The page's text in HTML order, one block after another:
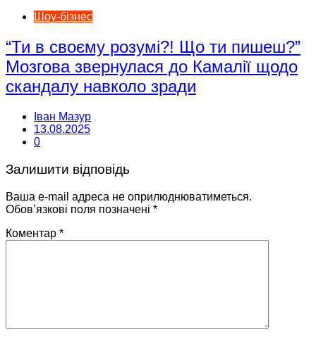
Шоу-бізнес
“Ти в своєму розумі?! Що ти пишеш?”
Мозгова звернулася до Камалії щодо
скандалу навколо зради
Іван Мазур
13.08.2025
0
Залишити відповідь
Ваша e-mail адреса не оприлюднюватиметься.
Обов’язкові поля позначені *
Коментар *